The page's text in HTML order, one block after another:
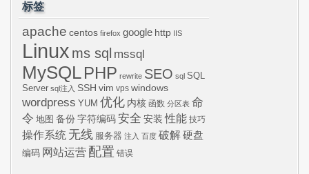
标签
apache centos firefox google http IIS
Linux ms sql mssql
MySQLPHP rewrite SEO sql SQL
Server sql注入 SSH vim vps windows
wordpress YUM 优化 内核 函数 分区表 命
令 地图 备份 字符编码 安全 安装 性能 技巧
操作系统 无线 服务器 注入 百度 破解硬盘
编码 网站运营 配置 错误